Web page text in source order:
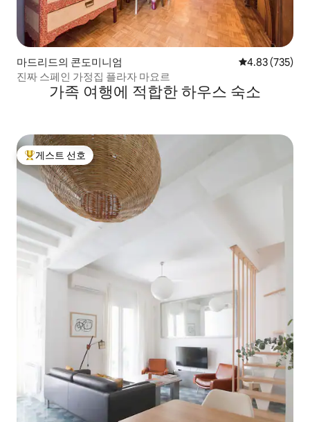
마드리드의 콘도미니엄 평점 4.83점(5
4.83 (735)
진짜 스페인 가정집 플라자 마요르
가족 여행에 적합한 하우스 숙소
상위 게스트 선호
게스트 선호